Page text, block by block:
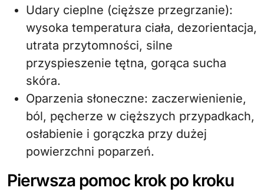
Udary cieplne (cięższe przegrzanie):
wysoka temperatura ciała, dezorientacja,
utrata przytomności, silne
przyspieszenie tętna, gorąca sucha
skóra.
Oparzenia słoneczne: zaczerwienienie,
ból, pęcherze w cięższych przypadkach,
osłabienie i gorączka przy dużej
powierzchni poparzeń.
Pierwsza pomoc krok po kroku